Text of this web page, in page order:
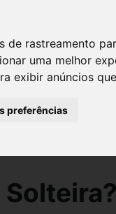
rastreamento
uma melhor
exibir anúncios
preferências